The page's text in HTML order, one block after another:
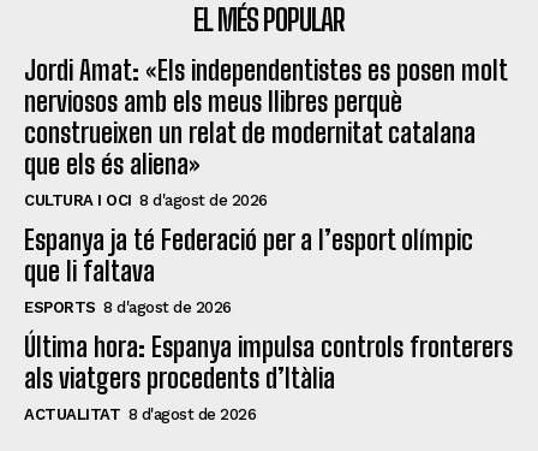
EL MÉS POPULAR
Jordi Amat: «Els independentistes es posen molt
nerviosos amb els meus llibres perquè
construeixen un relat de modernitat catalana
que els és aliena»
CULTURA I OCI 8 d'agost de 2026
Espanya ja té Federació per a l’esport olímpic
que li faltava
ESPORTS 8 d'agost de 2026
Última hora: Espanya impulsa controls fronterers
als viatgers procedents d’Itàlia
ACTUALITAT 8 d'agost de 2026